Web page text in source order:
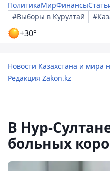
ПолитикаМирФинансы
#Выборы в Курултай
+30°
Новости Казахстана и мира
Редакция Zakon.kz
В Нур-
больных